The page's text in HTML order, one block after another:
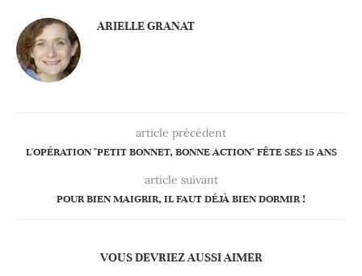
ARIELLE GRANAT
article précédent
L'OPÉRATION "PETIT BONNET, BONNE ACTION" FÊTE SES 15 ANS
article suivant
POUR BIEN MAIGRIR, IL FAUT DÉJÀ BIEN DORMIR !
VOUS DEVRIEZ AUSSI AIMER